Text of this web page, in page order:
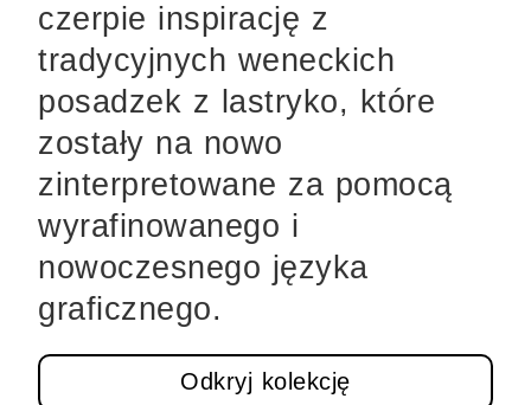
czerpie inspirację z
tradycyjnych weneckich
posadzek z lastryko, które
zostały na nowo
zinterpretowane za pomocą
wyrafinowanego i
nowoczesnego języka
graficznego.
Odkryj kolekcję